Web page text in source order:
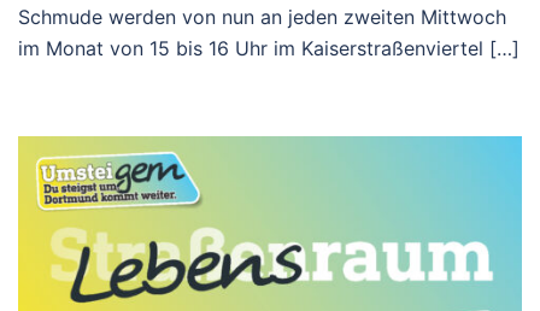
Schmude werden von nun an jeden zweiten Mittwoch
im Monat von 15 bis 16 Uhr im Kaiserstraßenviertel […]